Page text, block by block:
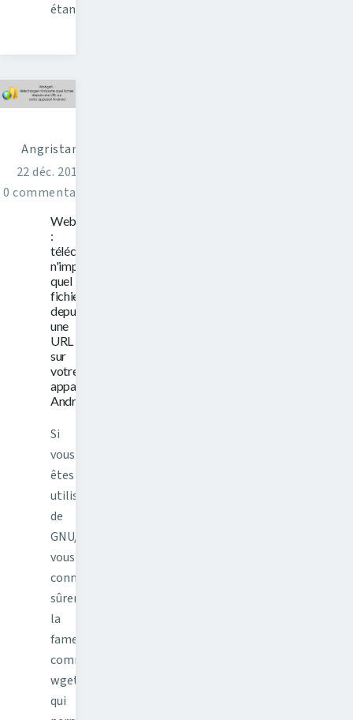
étant…
Angristan
22 déc. 2014
0 commentaires
Webget
:
télécharger
n'importe
quel
fichier
depuis
une
URL
sur
votre
appareil
Android
Si
vous
êtes
utilisateur
de
GNU/Linux,
vous
connaissez
sûrement
la
fameuse
commande
wget,
qui